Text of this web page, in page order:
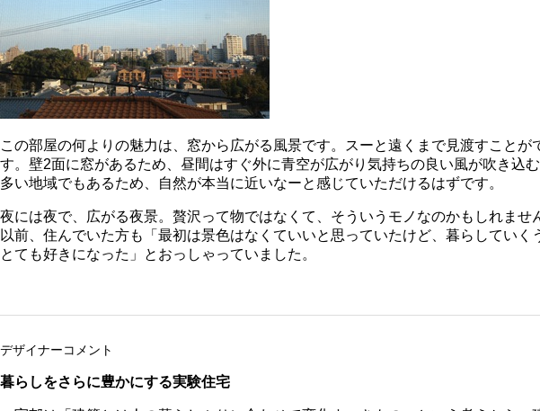
この部屋の何よりの魅力は、窓から広がる風景です。スーと遠くまで見渡すことが
す。壁2面に窓があるため、昼間はすぐ外に青空が広がり気持ちの良い風が吹き込
多い地域でもあるため、自然が本当に近いなーと感じていただけるはずです。
夜には夜で、広がる夜景。贅沢って物ではなくて、そういうモノなのかもしれませ
以前、住んでいた方も「最初は景色はなくていいと思っていたけど、暮らしていく
とても好きになった」とおっしゃっていました。
デザイナーコメント
暮らしをさらに豊かにする実験住宅